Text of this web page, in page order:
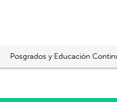
Posgrados y Educación